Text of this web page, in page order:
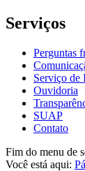
Serviços
Perguntas
Serviço de
Ouvidoria
SUAP
Contato
Fim do menu de
Você está aqui: